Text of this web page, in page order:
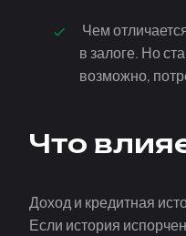
Чем
в залоге. Но
возможно,
Что
Доход и кредитная
Если история